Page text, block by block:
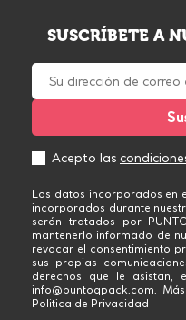
SUSCRÍBETE A
Acepto las
Los datos incorporados en
incorporados durante
serán tratados por
mantenerlo informado de
revocar el consentimiento
sus propias
derechos que le asistan,
info@puntoqpack.com.
Politica de Privacidad